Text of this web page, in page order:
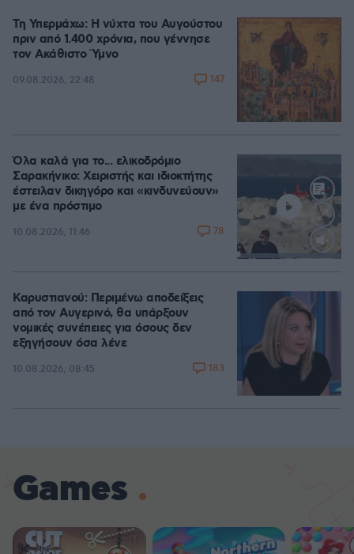
Τη Υπερμάχω: Η νύχτα του Αυγούστου
πριν από 1.400 χρόνια, που γέννησε
τον Ακάθιστο Ύμνο
09.08.2026, 22:48 147
Loaded
Όλα καλά για το... ελικοδρόμιο
Σαρακήνικο: Χειριστής και ιδιοκτήτης
έστειλαν δικηγόρο και «κινδυνεύουν»
με ένα πρόστιμο
10.08.2026, 11:46 78
Καρυστιανού: Περιμένω αποδείξεις
από τον Αυγερινό, θα υπάρξουν
νομικές συνέπειες για όσους δεν
εξηγήσουν όσα λένε
10.08.2026, 08:45 183
Games